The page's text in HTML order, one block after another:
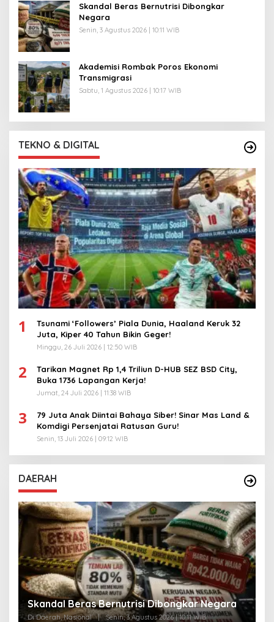
Skandal Beras Bernutrisi Dibongkar
Negara
Senin, 3 Agustus 2026 | 10:11 WIB
Akademisi Rombak Poros Ekonomi
Transmigrasi
Sabtu, 1 Agustus 2026 | 10:17 WIB
TEKNO & DIGITAL
1
Tsunami ‘Followers’ Piala Dunia, Haaland Keruk 32
Juta, Kiper 40 Tahun Bikin Geger!
Minggu, 26 Juli 2026 | 12:50 WIB
2
Tarikan Magnet Rp 1,4 Triliun D-HUB SEZ BSD City,
Buka 1736 Lapangan Kerja!
Jumat, 24 Juli 2026 | 11:38 WIB
3
79 Juta Anak Diintai Bahaya Siber! Sinar Mas Land &
Komdigi Persenjatai Ratusan Guru!
Senin, 13 Juli 2026 | 09:12 WIB
DAERAH
Skandal Beras Bernutrisi Dibongkar Negara
Di Daerah, Nasional | Senin, 3 Agustus 2026 | 10:11 WIB